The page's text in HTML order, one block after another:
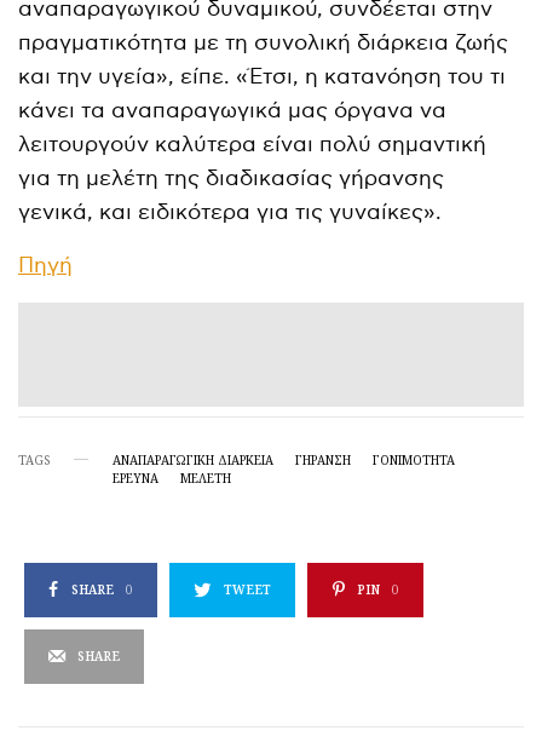
αναπαραγωγικού δυναμικού, συνδέεται στην
πραγματικότητα με τη συνολική διάρκεια ζωής
και την υγεία», είπε. «Έτσι, η κατανόηση του τι
κάνει τα αναπαραγωγικά μας όργανα να
λειτουργούν καλύτερα είναι πολύ σημαντική
για τη μελέτη της διαδικασίας γήρανσης
γενικά, και ειδικότερα για τις γυναίκες».
Πηγή
TAGS ΑΝΑΠΑΡΑΓΩΓΙΚΉ ΔΙΆΡΚΕΙΑ ΓΉΡΑΝΣΗ
ΓΟΝΙΜΟΤΗΤΑ
ΕΡΕΥΝΑ
ΜΕΛΕΤΗ
SHARE 0 TWEET PIN 0
SHARE